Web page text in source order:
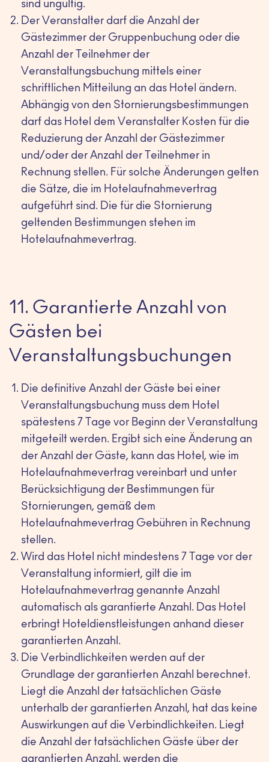
sind ungültig.
Der Veranstalter darf die Anzahl der
Gästezimmer der Gruppenbuchung oder die
Anzahl der Teilnehmer der
Veranstaltungsbuchung mittels einer
schriftlichen Mitteilung an das Hotel ändern.
Abhängig von den Stornierungsbestimmungen
darf das Hotel dem Veranstalter Kosten für die
Reduzierung der Anzahl der Gästezimmer
und/oder der Anzahl der Teilnehmer in
Rechnung stellen. Für solche Änderungen gelten
die Sätze, die im Hotelaufnahmevertrag
aufgeführt sind. Die für die Stornierung
geltenden Bestimmungen stehen im
Hotelaufnahmevertrag.
11. Garantierte Anzahl von
Gästen bei
Veranstaltungsbuchungen
Die definitive Anzahl der Gäste bei einer
Veranstaltungsbuchung muss dem Hotel
spätestens 7 Tage vor Beginn der Veranstaltung
mitgeteilt werden. Ergibt sich eine Änderung an
der Anzahl der Gäste, kann das Hotel, wie im
Hotelaufnahmevertrag vereinbart und unter
Berücksichtigung der Bestimmungen für
Stornierungen, gemäß dem
Hotelaufnahmevertrag Gebühren in Rechnung
stellen.
Wird das Hotel nicht mindestens 7 Tage vor der
Veranstaltung informiert, gilt die im
Hotelaufnahmevertrag genannte Anzahl
automatisch als garantierte Anzahl. Das Hotel
erbringt Hoteldienstleistungen anhand dieser
garantierten Anzahl.
Die Verbindlichkeiten werden auf der
Grundlage der garantierten Anzahl berechnet.
Liegt die Anzahl der tatsächlichen Gäste
unterhalb der garantierten Anzahl, hat das keine
Auswirkungen auf die Verbindlichkeiten. Liegt
die Anzahl der tatsächlichen Gäste über der
garantierten Anzahl, werden die